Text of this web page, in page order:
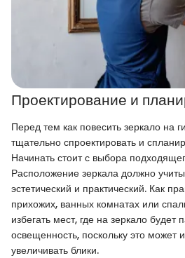
Проектирование и
Перед тем как повесить зеркало на
тщательно спроектировать и
Начинать стоит с выбора
Расположение зеркала должно
эстетический и практический. Как
прихожих, ванных комнатах или
избегать мест, где на зеркало
освещенность, поскольку это может
увеличивать блики.